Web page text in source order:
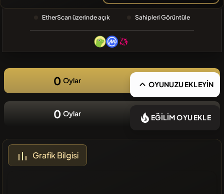
❌Son
zamanlarda
eklenen
coin yok
EtherScan üzerinde açık Sahipleri Görüntüle
0 Oylar OYUNUZU EKLEYİN
0 Oylar EĞİLİM OYU EKLE
Grafik Bilgisi